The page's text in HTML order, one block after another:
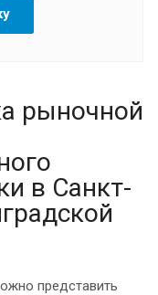
рыночной
в Санкт-
представить